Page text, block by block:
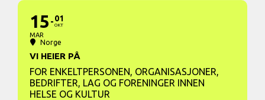
15
MAR
01
OKT
Norge
VI HEIER PÅ
FOR ENKELTPERSONEN, ORGANISASJONER,
BEDRIFTER, LAG OG FORENINGER INNEN
HELSE OG KULTUR